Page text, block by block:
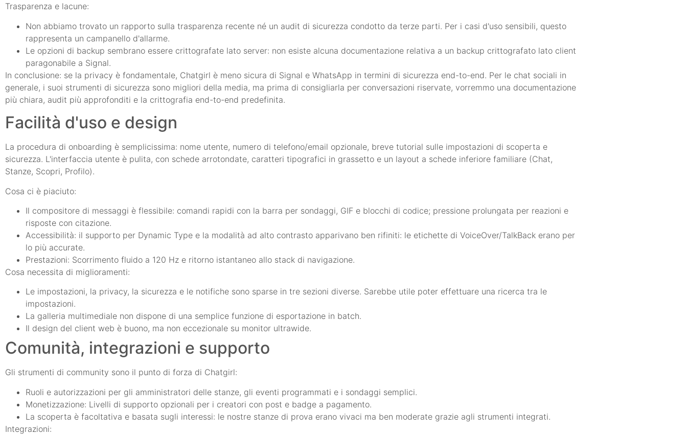
Trasparenza e lacune:
Non abbiamo trovato un rapporto sulla trasparenza recente né un audit di sicurezza condotto da terze parti. Per i casi d'uso sensibili, questo
rappresenta un campanello d'allarme.
Le opzioni di backup sembrano essere crittografate lato server: non esiste alcuna documentazione relativa a un backup crittografato lato client
paragonabile a Signal.
In conclusione: se la privacy è fondamentale, Chatgirl è meno sicura di Signal e WhatsApp in termini di sicurezza end-to-end. Per le chat sociali in
generale, i suoi strumenti di sicurezza sono migliori della media, ma prima di consigliarla per conversazioni riservate, vorremmo una documentazione
più chiara, audit più approfonditi e la crittografia end-to-end predefinita.
Facilità d'uso e design
La procedura di onboarding è semplicissima: nome utente, numero di telefono/email opzionale, breve tutorial sulle impostazioni di scoperta e
sicurezza. L'interfaccia utente è pulita, con schede arrotondate, caratteri tipografici in grassetto e un layout a schede inferiore familiare (Chat,
Stanze, Scopri, Profilo).
Cosa ci è piaciuto:
Il compositore di messaggi è flessibile: comandi rapidi con la barra per sondaggi, GIF e blocchi di codice; pressione prolungata per reazioni e
risposte con citazione.
Accessibilità: il supporto per Dynamic Type e la modalità ad alto contrasto apparivano ben rifiniti: le etichette di VoiceOver/TalkBack erano per
lo più accurate.
Prestazioni: Scorrimento fluido a 120 Hz e ritorno istantaneo allo stack di navigazione.
Cosa necessita di miglioramenti:
Le impostazioni, la privacy, la sicurezza e le notifiche sono sparse in tre sezioni diverse. Sarebbe utile poter effettuare una ricerca tra le
impostazioni.
La galleria multimediale non dispone di una semplice funzione di esportazione in batch.
Il design del client web è buono, ma non eccezionale su monitor ultrawide.
Comunità, integrazioni e supporto
Gli strumenti di community sono il punto di forza di Chatgirl:
Ruoli e autorizzazioni per gli amministratori delle stanze, gli eventi programmati e i sondaggi semplici.
Monetizzazione: Livelli di supporto opzionali per i creatori con post e badge a pagamento.
La scoperta è facoltativa e basata sugli interessi: le nostre stanze di prova erano vivaci ma ben moderate grazie agli strumenti integrati.
Integrazioni: